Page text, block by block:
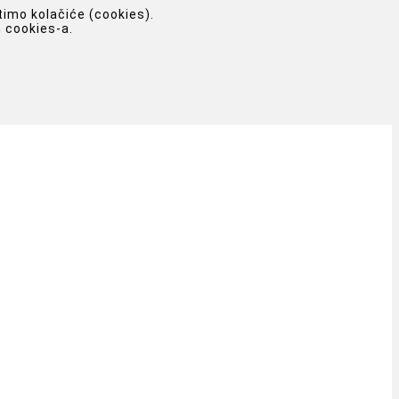
kolačiće (cookies).
a.